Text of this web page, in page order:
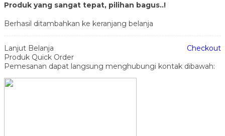
Produk yang sangat tepat, pilihan bagus..!
Berhasil ditambahkan ke keranjang belanja
Lanjut Belanja
Checkout
Produk Quick Order
Pemesanan dapat langsung menghubungi kontak dibawah: